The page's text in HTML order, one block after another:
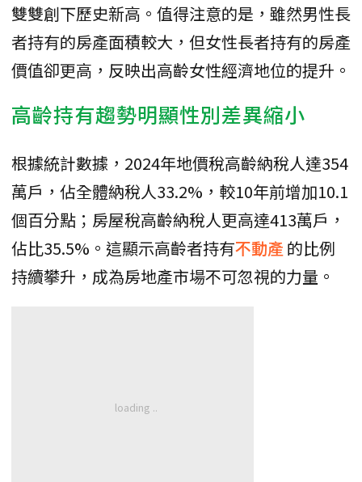
雙雙創下歷史新高。值得注意的是，雖然男性長
者持有的房產面積較大，但女性長者持有的房產
價值卻更高，反映出高齡女性經濟地位的提升。
高齡持有趨勢明顯性別差異縮小
根據統計數據，2024年地價稅高齡納稅人達354
萬戶，佔全體納稅人33.2%，較10年前增加10.1
個百分點；房屋稅高齡納稅人更高達413萬戶，
佔比35.5%。這顯示高齡者持有不動產 的比例
持續攀升，成為房地產市場不可忽視的力量。